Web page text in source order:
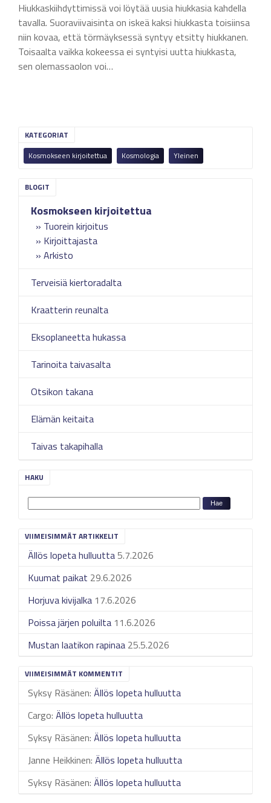
KATEGORIAT
Kosmokseen kirjoitettua
Kosmologia Yleinen
Kosmokseen kirjoitettua
Tuorein kirjoitus
Kirjoittajasta
Arkisto
Terveisiä kiertoradalta
Kraatterin reunalta
Eksoplaneetta hukassa
Tarinoita taivasalta
Otsikon takana
Elämän keitaita
Taivas takapihalla
HAKU
VIIMEISIMMÄT ARTIKKELIT
Ällös lopeta hulluutta5.7.2026
Kuumat paikat 29.6.2026
Horjuva kivijalka 17.6.2026
Poissa järjen poluilta 11.6.2026
Mustan laatikon rapinaa 25.5.2026
VIIMEISIMMÄT KOMMENTIT
Syksy Räsänen: Ällös lopeta hulluutta
Cargo: Ällös lopeta hulluutta
Syksy Räsänen: Ällös lopeta hulluutta
Janne Heikkinen: Ällös lopeta hulluutta
Syksy Räsänen: Ällös lopeta hulluutta
Hiukkaskiihdyttimissä voi löytää uusia hiukkasia kahdella
tavalla. Suoraviivaisinta on iskeä kaksi hiukkasta toisiinsa
niin kovaa, että törmäyksessä syntyy etsitty hiukkanen.
Toisaalta vaikka kokeessa ei syntyisi uutta hiukkasta,
sen olemassaolon voi…